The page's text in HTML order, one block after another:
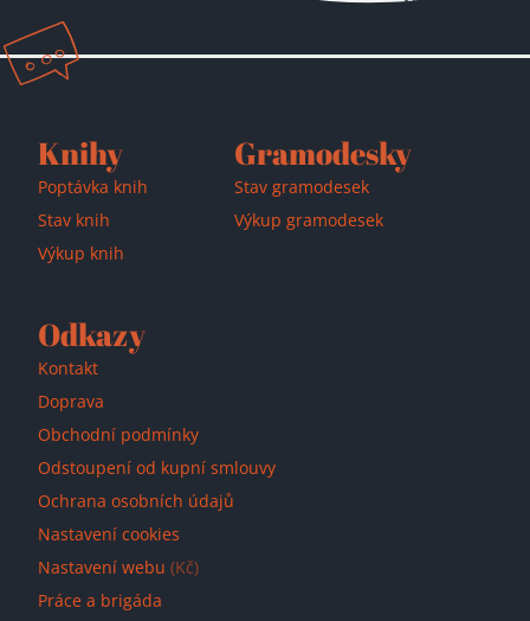
Přidáno do košíku!
Knihy
Poptávka knih
Stav knih
Výkup knih
Gramodesky
Stav gramodesek
Výkup gramodesek
Odkazy
Kontakt
Doprava
Obchodní podmínky
Odstoupení od kupní smlouvy
Ochrana osobních údajů
Nastavení cookies
Nastavení webu (Kč)
Práce a brigáda